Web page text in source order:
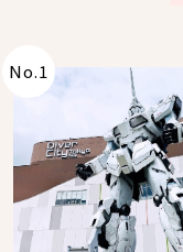
No.1